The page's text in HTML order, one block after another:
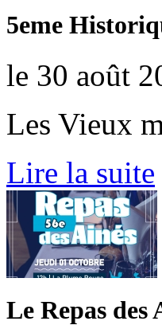
5eme
le 30 août
Les Vieux
Lire la suite
Le Repas des